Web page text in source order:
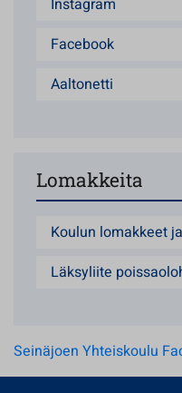
Instagram
Facebook
Aaltonetti
Lomakkeita
Koulun lomakkeet
Läksyliite
Seinäjoen Yhteiskoulu